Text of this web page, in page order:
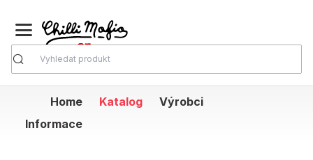
Vyhledávání
Home Katalog
Výrobci
Informace